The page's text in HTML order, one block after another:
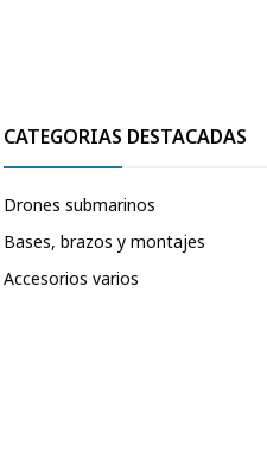
CATEGORIAS DESTACADAS
Drones submarinos
Bases, brazos y montajes
Accesorios varios